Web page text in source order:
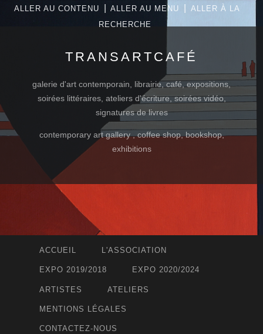
ALLER AU CONTENU ALLER AU MENU
ALLER À LA
RECHERCHE
TRANSARTCAFÉ
galerie d'art contemporain, librairie, café, expositions,
soirées littéraires, ateliers d'écriture, soirées vidéo,
signatures de livres
contemporary art gallery , coffee shop, bookshop,
exhibitions
ACCUEIL L'ASSOCIATION
EXPO 2019/2018 EXPO 2020/2024
ARTISTES ATELIERS
MENTIONS LÉGALES
CONTACTEZ-NOUS